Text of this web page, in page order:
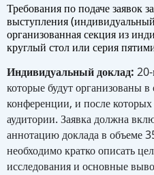
Требования по подаче заявок
выступления
организованная секция из
круглый стол или серия
Индивидуальный доклад:
которые будут организованы
конференции, и после
аудитории. Заявка должна
аннотацию доклада в объеме
необходимо кратко описать
исследования и основные